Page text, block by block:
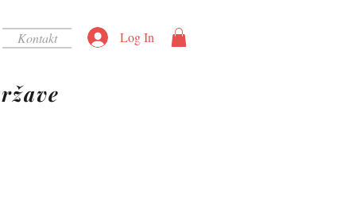
Kontakt Log In